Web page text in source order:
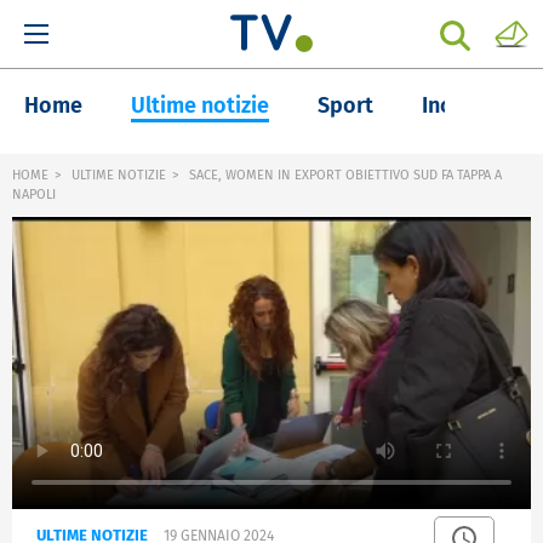
Home Ultime notizie Sport Inchieste
HOME ULTIME NOTIZIE
SACE, WOMEN IN EXPORT OBIETTIVO SUD FA TAPPA A
NAPOLI
ULTIME NOTIZIE 19 GENNAIO 2024